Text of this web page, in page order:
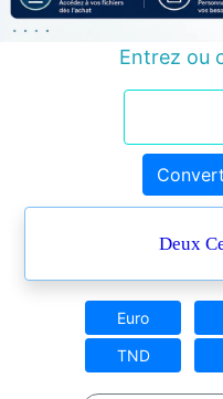
Entrez ou
Deux
Euro
TND